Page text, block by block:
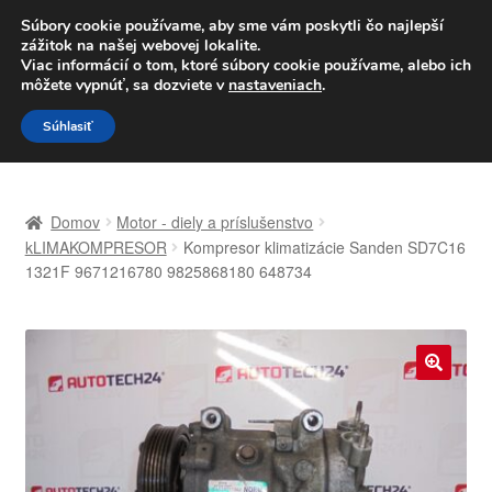
DOPRAVA od 6 EUR
Po–Pi 09:00–16:00 233 221 276
Preskočiť
na
navigáciu
Preskočiť
na
obsah
Celosvetová preprava
Domov
Motor - diely a príslušenstvo
kLIMAKOMPRESOR
Kompresor klimatizácie Sanden SD7C16
1321F 9671216780 9825868180 648734
Súbory cookie používame, aby sme vám poskytli čo najlepší
zážitok na našej webovej lokalite.
Viac informácií o tom, ktoré súbory cookie používame, alebo ich
môžete vypnúť, sa dozviete v nastaveniach.
Súhlasiť